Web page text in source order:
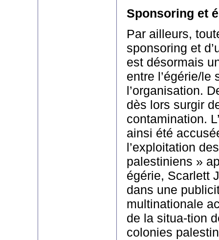
Sponsoring et
Par ailleurs,
sponsoring et
est désormais
entre l’égérie/le
l’organisation.
dès lors surgir
contamination.
ainsi été
l’exploitation
palestiniens »
égérie, Scarlett
dans une
multinationale
de la situa-tion
colonies